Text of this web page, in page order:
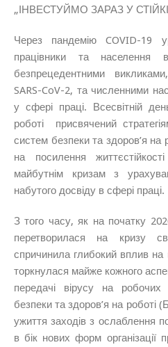
„ІНВЕСТУЙМО ЗАРАЗ У
Через пандемію COVID-19
працівники та населення
безпрецедентними
SARS-CoV-2, та численними
у сфері праці. Всесвітній
роботі присвячений
систем безпеки та здоров’я
на посилення
майбутнім кризам з
набутого досвіду в сфері праці.
З того часу, як на початку
перетворилася на кризу
спричинила глибокий вплив
торкнулася майже кожного
передачі вірусу на
безпеки та здоров’я на роботі
ужиття заходів з ослаблення
в бік нових форм організації